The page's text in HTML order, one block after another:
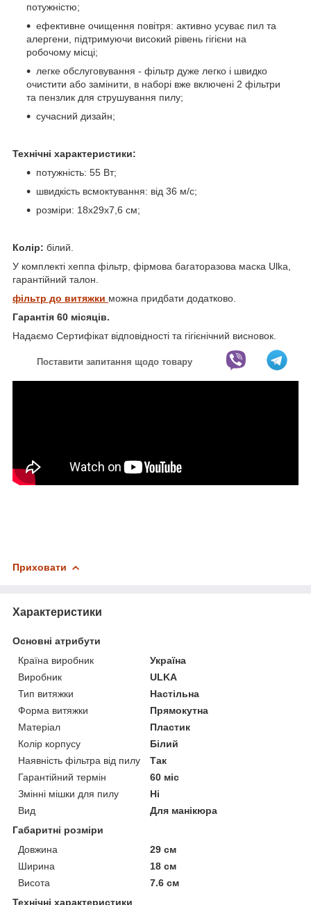
потужністю;
ефективне очищення повітря: активно усуває пил та
алергени, підтримуючи високий рівень гігієни на
робочому місці;
легке обслуговування - фільтр дуже легко і швидко
очистити або замінити, в наборі вже включені 2 фільтри
та пензлик для струшування пилу;
сучасний дизайн;
Технічні характеристики:
потужність: 55 Вт;
швидкість всмоктування: від 36 м/с;
розміри: 18х29х7,6 см;
Колір: білий.
У комплекті хеппа фільтр, фірмова багаторазова маска Ulka,
гарантійний талон.
фільтр до витяжки можна придбати додатково.
Гарантія 60 місяців.
Надаємо Сертифікат відповідності та гігієнічний висновок.
Поставити запитання щодо товару
Приховати
Характеристики
Основні атрибути
Країна виробник
Україна
Виробник
ULKA
Тип витяжки
Настільна
Форма витяжки
Прямокутна
Матеріал
Пластик
Колір корпусу
Білий
Наявність фільтра від пилу
Так
Гарантійний термін
60 міс
Змінні мішки для пилу
Ні
Вид
Для манікюра
Габаритні розміри
Довжина
29 см
Ширина
18 см
Висота
7.6 см
Технічні характеристики